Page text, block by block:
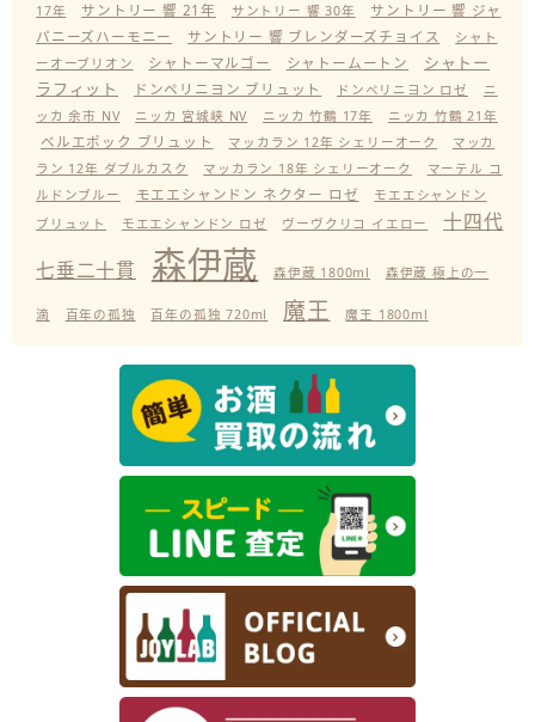
17年
サントリー 響 21年 サントリー 響 30年
サントリー 響 ジャ
パニーズハーモニー
サントリー 響 ブレンダーズチョイス
シャト
ーオーブリオン
シャトーマルゴー シャトームートン
シャトー
ラフィット
ドンペリニヨン ブリュット ドンペリニヨン ロゼ
ニ
ッカ 余市 NV
ニッカ 宮城峡 NV ニッカ 竹鶴 17年 ニッカ 竹鶴 21年
ベルエポック ブリュット マッカラン 12年 シェリーオーク
マッカ
ラン 12年 ダブルカスク
マッカラン 18年 シェリーオーク
マーテル コ
ルドンブルー
モエエシャンドン ネクター ロゼ
モエエシャンドン
ブリュット
モエエシャンドン ロゼ ヴーヴクリコ イエロー
十四代
七垂二十貫
森伊蔵 森伊蔵 1800ml 森伊蔵 極上の一
滴 百年の孤独 百年の孤独 720ml 魔王 魔王 1800ml